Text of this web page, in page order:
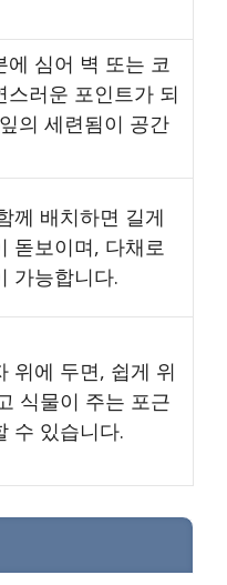
에 심어 벽 또는 코
스러운 포인트가 되
의 세련됨이 공간
께 배치하면 길게
돋보이며, 다채로
가능합니다.
위에 두면, 쉽게 위
식물이 주는 포근
수 있습니다.